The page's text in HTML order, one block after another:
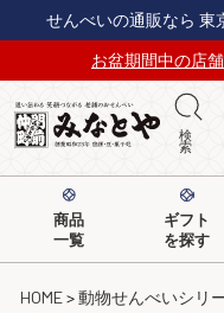
せんべいの通販なら 東
お盆期間中の店
検
索
商品
一覧
ギフト
を探す
HOME 動物せんべいシリ